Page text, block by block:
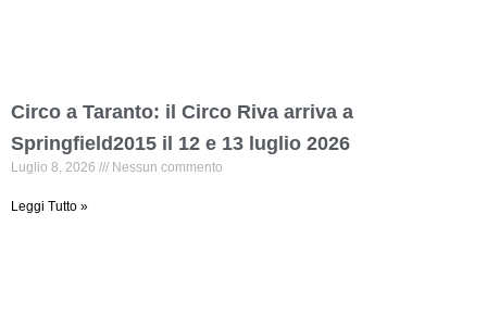
Circo a Taranto: il Circo Riva arriva a
Springfield2015 il 12 e 13 luglio 2026
Luglio 8, 2026 Nessun commento
Leggi Tutto »